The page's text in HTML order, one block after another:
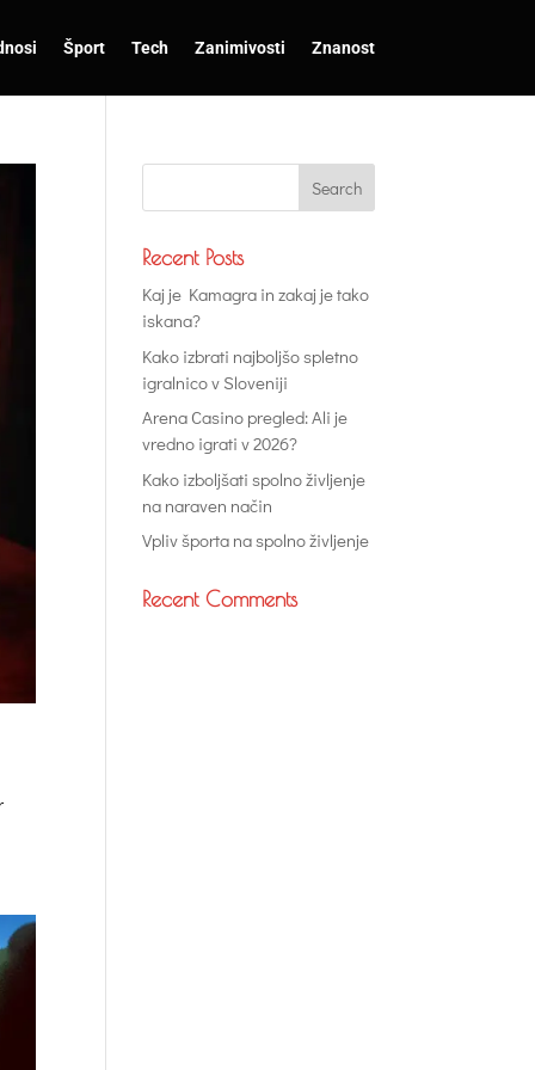
Šport Tech Zanimivosti Znanost
Recent Posts
Kaj je Kamagra in zakaj je tako
iskana?
Kako izbrati najboljšo spletno
igralnico v Sloveniji
Arena Casino pregled: Ali je
vredno igrati v 2026?
Kako izboljšati spolno življenje
na naraven način
Vpliv športa na spolno življenje
Recent Comments